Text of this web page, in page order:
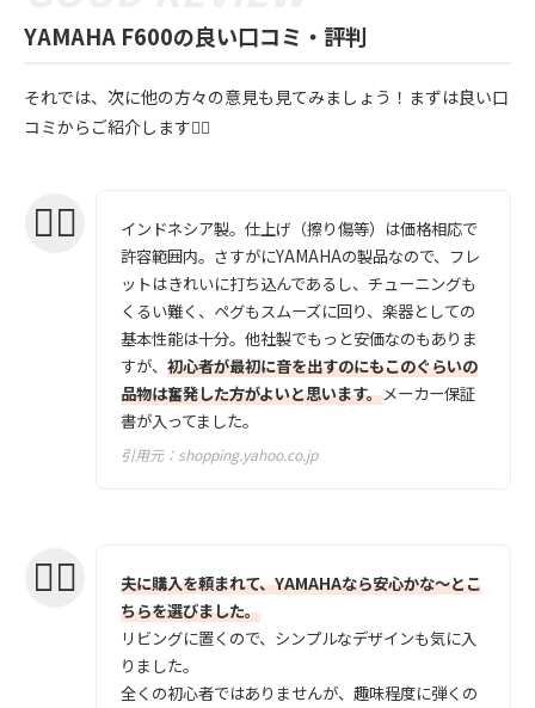
YAMAHA F600の良い口コミ・評判
それでは、次に他の方々の意見も見てみましょう！まずは良い口
コミからご紹介します💁‍♀️
インドネシア製。仕上げ（擦り傷等）は価格相応で
許容範囲内。さすがにYAMAHAの製品なので、フレ
ットはきれいに打ち込んであるし、チューニングも
くるい難く、ペグもスムーズに回り、楽器としての
基本性能は十分。他社製でもっと安価なのもありま
すが、 初心者が最初に音を出すのにもこのぐらいの
品物は奮発した方がよいと思います。メーカー保証
書が入ってました。
引用元： shopping.yahoo.co.jp
夫に購入を頼まれて、YAMAHAなら安心かな〜とこ
ちらを選びました。
リビングに置くので、シンプルなデザインも気に入
りました。
全くの初心者ではありませんが、趣味程度に弾くの